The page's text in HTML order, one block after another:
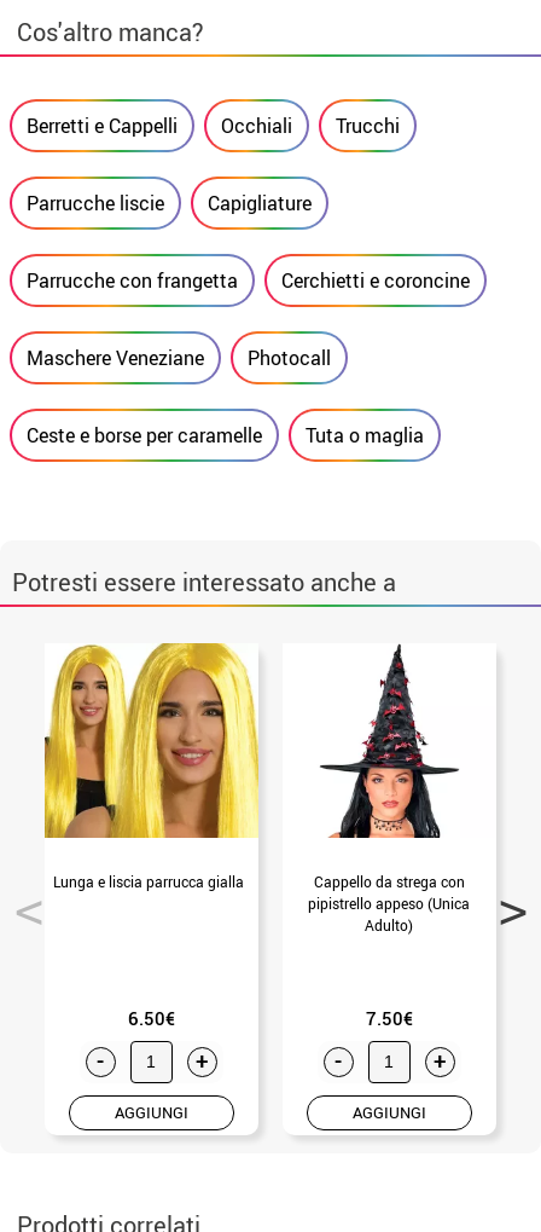
Cos'altro manca?
Berretti e Cappelli Occhiali Trucchi
Parrucche liscie Capigliature
Parrucche con frangetta Cerchietti e coroncine
Maschere Veneziane Photocall
Ceste e borse per caramelle Tuta o maglia
Potresti essere interessato anche a
Lunga e liscia parrucca gialla
6.50€
- +
AGGIUNGI
Cappello da strega con
pipistrello appeso (Unica
Adulto)
7.50€
- +
AGGIUNGI
Prodotti correlati